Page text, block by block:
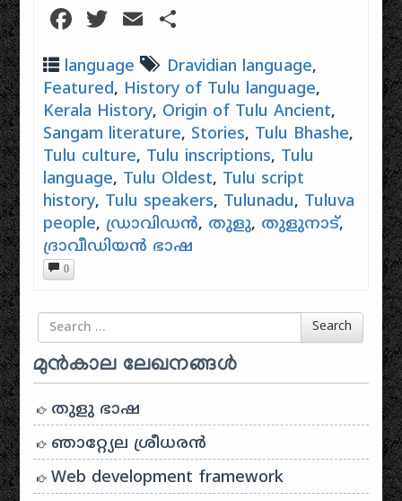
Facebook
Twitter
Email
language Dravidian language,
Featured, History of Tulu language,
Kerala History, Origin of Tulu Ancient,
Sangam literature, Stories, Tulu Bhashe,
Tulu culture, Tulu inscriptions, Tulu
language, Tulu Oldest, Tulu script
history, Tulu speakers, Tulunadu, Tuluva
people, ഡ്രാവിഡൻ, തുളു, തുളുനാട്,
ദ്രാവീഡിയൻ ഭാഷ
0
Search for Search
മുൻകാല ലേഖനങ്ങൾ
തുളു ഭാഷ
ഞാറ്റ്യേല ശ്രീധരൻ
Web development framework